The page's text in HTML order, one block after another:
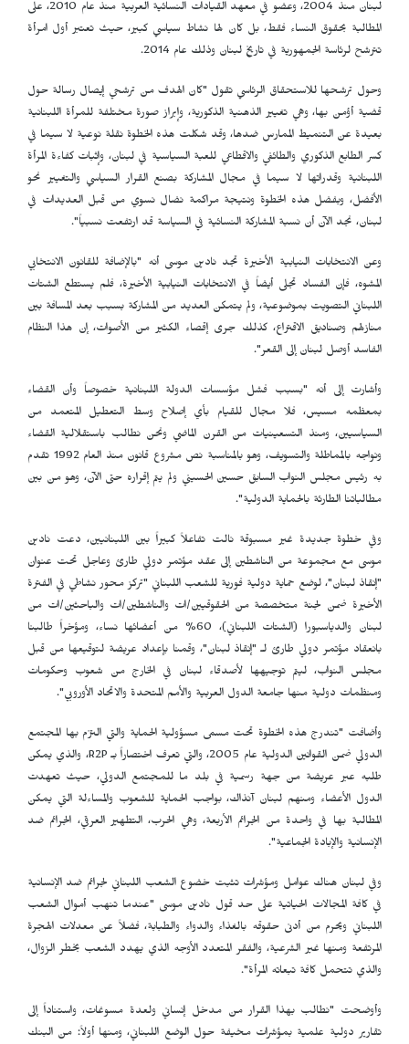
لبنان منذ 2004، وعضو في معهد القيادات النسائية العربية منذ عام 2010، على
المطالبة بحقوق النساء فقط، بل كان لها نشاط سياسي كبير، حيث تعتبر أول امرأة
تترشح لرئاسة الجمهورية في تاريخ لبنان وذلك عام 2014.
وحول ترشحها للاستحقاق الرئاسي تقول "كان الهدف من ترشحي إيصال رسالة حول
قضية أؤمن بها، وهي تغيير الذهنية الذكورية، وإبراز صورة مختلفة للمرأة اللبنانية
بعيدة عن التنميط الممارس ضدها، وقد شكلت هذه الخطوة نقلة نوعية لا سيما في
كسر الطابع الذكوري والطائفي والاقطاعي للعبة السياسية في لبنان، وإثبات كفاءة المرأة
اللبنانية وقدراتها لا سيما في مجال المشاركة بصنع القرار السياسي والتغيير نحو
الأفضل، وبفضل هذه الخطوة ونتيجة مراكمة نضال نسوي من قبل العديدات في
لبنان، نجد الآن أن نسبة المشاركة النسائية في السياسة قد ارتفعت نسبياً".
وعن الانتخابات النيابية الأخيرة تجد نادين موسى أنه "بالإضافة للقانون الانتخابي
المشوه، فإن الفساد تجلى أيضاً في الانتخابات النيابية الأخيرة، فلم يستطع الشتات
اللبناني التصويت بموضوعية، ولم يتمكن العديد من المشاركة بسبب بعد المسافة بين
منازلهم وصناديق الاقتراع، كذلك جرى إقصاء الكثير من الأصوات، إن هذا النظام
الفاسد أوصل لبنان إلى القعر".
وأشارت إلى أنه "بسبب فشل مؤسسات الدولة اللبنانية خصوصاً وأن القضاء
بمعظمه مسيس، فلا مجال للقيام بأي إصلاح وسط التعطيل المتعمد من
السياسيين، ومنذ التسعينيات من القرن الماضي ونحن نطالب باستقلالية القضاء
ونواجه بالمماطلة والتسويف، وهو بالمناسبة نص مشروع قانون منذ العام 1992 تقدم
به رئيس مجلس النواب السابق حسين الحسيني ولم يتم إقراره حتى الآن، وهو من بين
مطالباتنا الطارئة بالحماية الدولية".
وفي خطوة جديدة غير مسبوقة نالت تفاعلاً كبيراً بين اللبنانيين، دعت نادين
موسى مع مجموعة من الناشطين إلى عقد مؤتمر دولي طارئ وعاجل تحت عنوان
"إنقاذ لبنان"، لوضع حماية دولية فورية للشعب اللبناني "تركز محور نشاطي في الفترة
الأخيرة ضمن لجنة متخصصة من الحقوقيين/ات والناشطين/ات والباحثين/ات من
لبنان والدياسبورا (الشتات اللبناني)، 60% من أعضائها نساء، ومؤخراً طالبنا
بانعقاد مؤتمر دولي طارئ لـ "إنقاذ لبنان"، وقمنا بإعداد عريضة لتوقيعها من قبل
مجلس النواب، ليتم توجيهها لأصدقاء لبنان في الخارج من شعوب وحكومات
ومنظمات دولية منها جامعة الدول العربية والأمم المتحدة والاتحاد الأوروبي".
وأضافت "تندرج هذه الخطوة تحت مسمى مسؤولية الحماية والتي التزم بها المجتمع
الدولي ضمن القوانين الدولية عام 2005، والتي تعرف اختصاراً بـ
R2P، والذي يمكن
طلبه عبر عريضة من جهة رسمية في بلد ما للمجتمع الدولي، حيث تعهدت
الدول الأعضاء ومنهم لبنان آنذاك، بواجب الحماية للشعوب والمساءلة التي يمكن
المطالبة بها في واحدة من الجرائم الأربعة، وهي الحرب، التطهير العرقي، الجرائم ضد
الإنسانية والإبادة الجماعية".
وفي لبنان هناك عوامل ومؤشرات تثبت خضوع الشعب اللبناني لجرائم ضد الإنسانية
في كافة المجالات الحياتية على حد قول نادين موسى "عندما تنهب أموال الشعب
اللبناني ويحرم من أدنى حقوقه بالغذاء والدواء والطبابة، فضلاً عن معدلات الهجرة
المرتفعة ومنها غير الشرعية، والفقر المتعدد الأوجه الذي يهدد الشعب بخطر الزوال،
والذي تتحمل كافة تبعاته المرأة".
وأوضحت "نطالب بهذا القرار من مدخل إنساني ولعدة مسوغات، واستناداً إلى
تقارير دولية علمية بمؤشرات مخيفة حول الوضع اللبناني، ومنها أولاً: من البنك